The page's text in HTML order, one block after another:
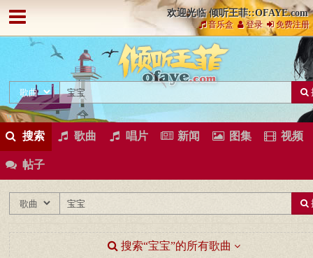
欢迎光临 倾听王菲::OFAYE.com
音乐盒 登录 免费注册
搜索 歌曲 唱片 新闻 图集 视频
帖子
搜索“宝宝”的所有歌曲